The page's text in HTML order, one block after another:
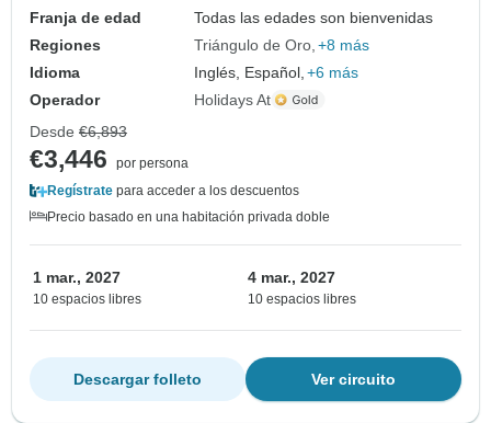
Franja de edad
Todas las edades son bienvenidas
Regiones
Triángulo de Oro +8 más
Idioma
Inglés, Español, +6 más
Operador
Holidays At
Desde €6,893
€3,446
por persona
Regístrate para acceder a los descuentos
Precio basado en una habitación privada doble
1 mar., 2027
10 espacios libres
4 mar., 2027
10 espacios libres
Ver circuito
Descargar folleto